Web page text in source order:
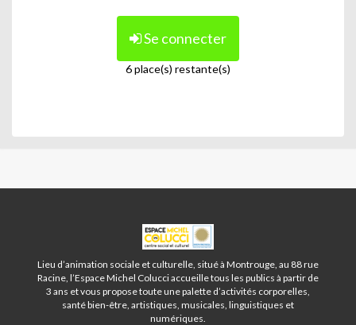
Se connecter
6 place(s) restante(s)
ESPACE
MICHEL
COLUCCI
-
MONTROUGE
Lieu d’animation sociale et culturelle, situé à Montrouge, au 88 rue
Racine, l’Espace Michel Colucci accueille tous les publics à partir de
3 ans et vous propose toute une palette d’activités corporelles,
santé bien-être, artistiques, musicales, linguistiques et
numériques.